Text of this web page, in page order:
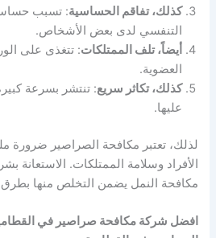
كذلك، تفاقم الحساسية: تسبب
التنفسي لدى بعض الأشخاص.
أيضاً، تلف الممتلكات: تتغذى على
العضوية.
كذلك، تكاثر سريع: تنتشر بسرعة
عليها.
لذلك، تعتبر مكافحة الصراصير
الأفراد وسلامة الممتلكات.
مكافحة النمل يضمن التخلص منها بطرق
افضل شركة مكافحة صراصير في